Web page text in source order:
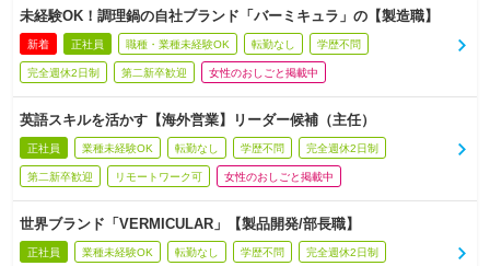
未経験OK！調理鍋の自社ブランド「バーミキュラ」の【製造職】
新着 正社員 職種・業種未経験OK 転勤なし 学歴不問
完全週休2日制 第二新卒歓迎 女性のおしごと掲載中
英語スキルを活かす【海外営業】リーダー候補（主任）
正社員 業種未経験OK 転勤なし 学歴不問 完全週休2日制
第二新卒歓迎 リモートワーク可 女性のおしごと掲載中
世界ブランド「VERMICULAR」【製品開発/部長職】
正社員 業種未経験OK 転勤なし 学歴不問 完全週休2日制